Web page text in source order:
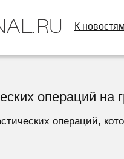
К новостям
операций на
операций,